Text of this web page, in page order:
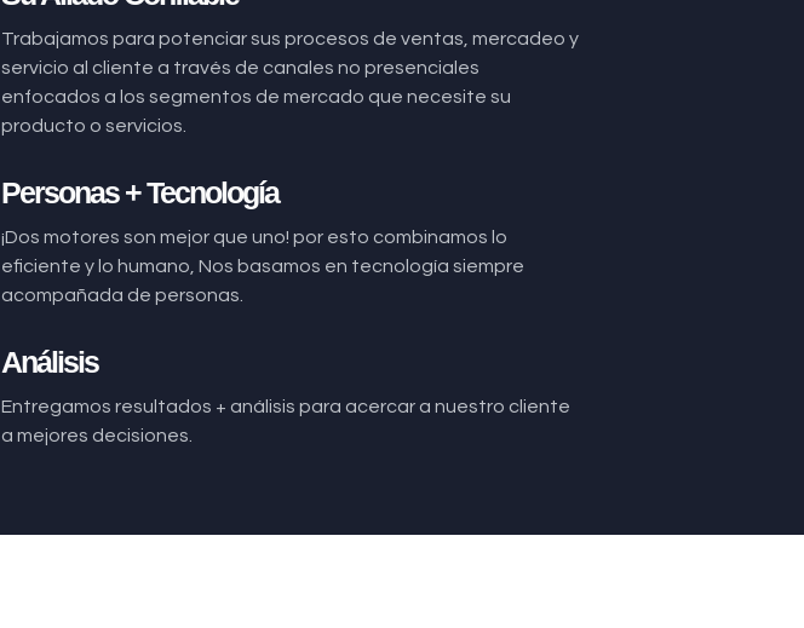
Trabajamos para potenciar sus procesos de ventas, mercadeo y
servicio al cliente a través de canales no presenciales
enfocados a los segmentos de mercado que necesite su
producto o servicios.
Personas + Tecnología
¡Dos motores son mejor que uno! por esto combinamos lo
eficiente y lo humano, Nos basamos en tecnología siempre
acompañada de personas.
Análisis
Entregamos resultados + análisis para acercar a nuestro cliente
a mejores decisiones.